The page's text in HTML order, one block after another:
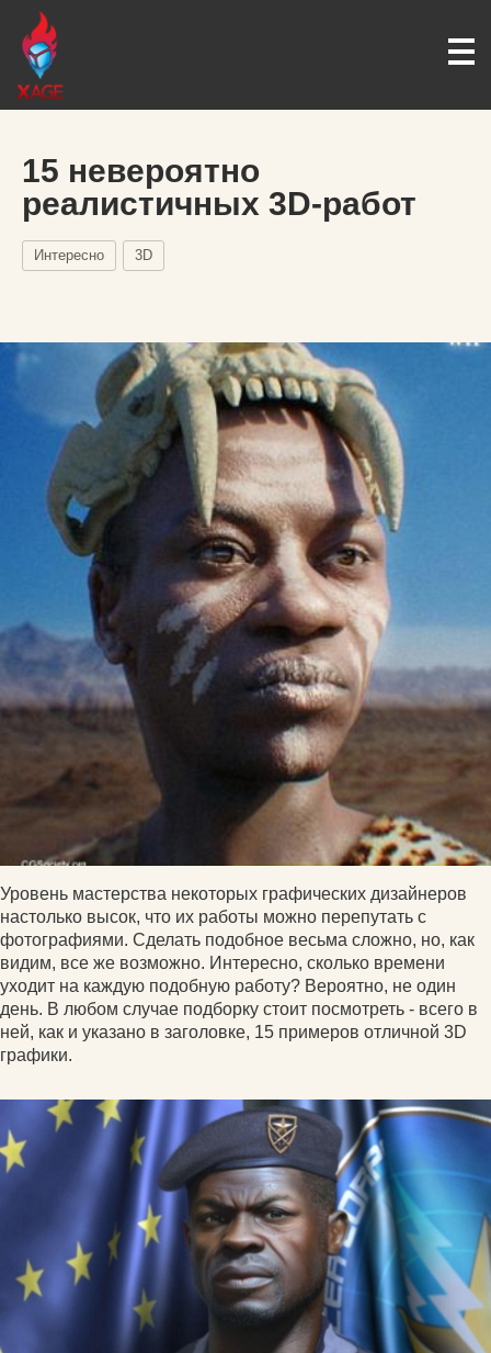
15 невероятно
реалистичных 3D-работ
Интересно 3D
Уровень мастерства некоторых графических дизайнеров
настолько высок, что их работы можно перепутать с
фотографиями. Сделать подобное весьма сложно, но, как
видим, все же возможно. Интересно, сколько времени
уходит на каждую подобную работу? Вероятно, не один
день. В любом случае подборку стоит посмотреть - всего в
ней, как и указано в заголовке, 15 примеров отличной 3D
графики.